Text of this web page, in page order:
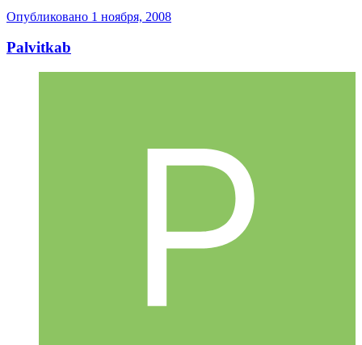
Опубликовано 1 ноября, 2008
Palvitkab